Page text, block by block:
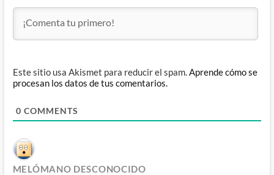
Este sitio usa Akismet para reducir el spam.Aprende cómo se
procesan los datos de tus comentarios.
0 COMMENTS
MELÓMANO DESCONOCIDO